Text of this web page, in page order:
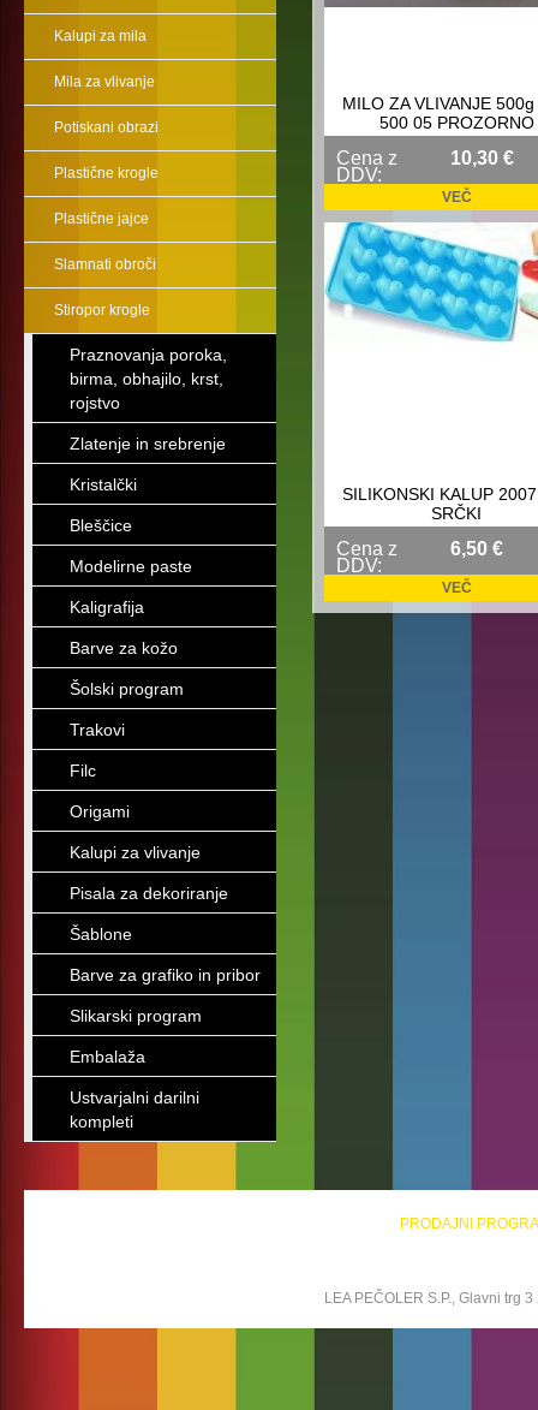
Kalupi za mila
Mila za vlivanje
Potiskani obrazi
Plastične krogle
Plastične jajce
Slamnati obroči
Stiropor krogle
Praznovanja poroka,
birma, obhajilo, krst,
rojstvo
Zlatenje in srebrenje
Kristalčki
Bleščice
Modelirne paste
Kaligrafija
Barve za kožo
Šolski program
Trakovi
Filc
Origami
Kalupi za vlivanje
Pisala za dekoriranje
Šablone
Barve za grafiko in pribor
Slikarski program
Embalaža
Ustvarjalni darilni
kompleti
MILO ZA VLIVANJE
500 05 PROZORNO
Cena z
DDV:
10,30 €
VEČ
SILIKONSKI KALUP
SRČKI
Cena z
DDV:
6,50 €
VEČ
PRODAJNI
LEA PEČOLER S.P., Glavni trg